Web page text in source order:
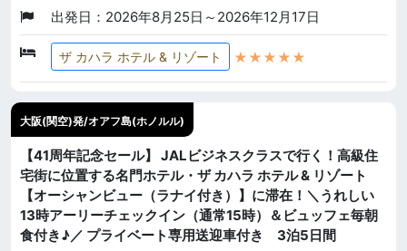
出発日：2026年8月25日～2026年12月17日
ザ カハラ ホテル & リゾート ★★★★★
大阪(関空)発/オアフ島(ホノルル)
【41周年記念セール】 JALビジネスクラスで行く！高級住
宅街に位置する名門ホテル・ザ カハラ ホテル & リゾート
【オーシャンビュー（ラナイ付き）】に滞在！＼うれしい
13時アーリーチェックイン（通常15時）＆ビュッフェ毎朝
食付き♪／ プライベート専用送迎車付き 3泊5日間